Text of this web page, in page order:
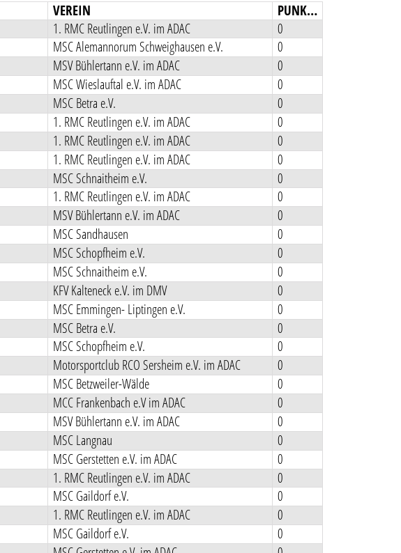
VEREIN
PUNKTE
1. RMC Reutlingen e.V. im ADAC
0
MSC Alemannorum Schweighausen e.V.
0
MSV Bühlertann e.V. im ADAC
0
MSC Wieslauftal e.V. im ADAC
0
MSC Betra e.V.
0
1. RMC Reutlingen e.V. im ADAC
0
1. RMC Reutlingen e.V. im ADAC
0
1. RMC Reutlingen e.V. im ADAC
0
MSC Schnaitheim e.V.
0
1. RMC Reutlingen e.V. im ADAC
0
MSV Bühlertann e.V. im ADAC
0
MSC Sandhausen
0
MSC Schopfheim e.V.
0
MSC Schnaitheim e.V.
0
KFV Kalteneck e.V. im DMV
0
MSC Emmingen- Liptingen e.V.
0
MSC Betra e.V.
0
MSC Schopfheim e.V.
0
Motorsportclub RCO Sersheim e.V. im ADAC
0
MSC Betzweiler-Wälde
0
MCC Frankenbach e.V im ADAC
0
MSV Bühlertann e.V. im ADAC
0
MSC Langnau
0
MSC Gerstetten e.V. im ADAC
0
1. RMC Reutlingen e.V. im ADAC
0
MSC Gaildorf e.V.
0
1. RMC Reutlingen e.V. im ADAC
0
MSC Gaildorf e.V.
0